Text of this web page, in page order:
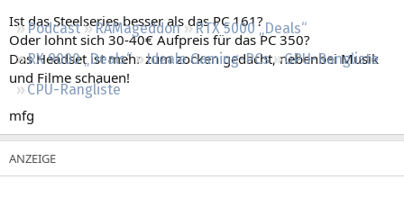
Podcast RAMageddon
RTX 5000 „Deals“
RX 9000 „Deals“
Ideale Gaming-PCs
GPU-Rangliste
CPU-Rangliste
Ist das Steelseries besser als das PC 161?
Oder lohnt sich 30-40€ Aufpreis für das PC 350?
Das Headset ist mehr zum zocken gedacht, nebenbei Musik
und Filme schauen!
mfg